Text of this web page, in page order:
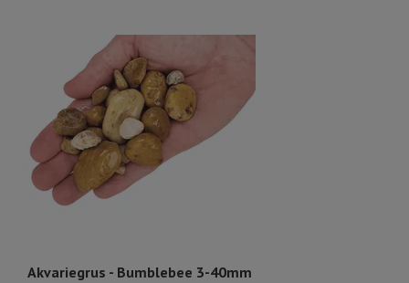
Akvariegrus - Bumblebee 3-40mm